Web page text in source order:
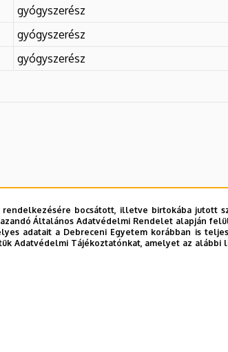
gyógyszerész
gyógyszerész
gyógyszerész
bocsátott, illetve birtokába jutott
Általános Adatvédelmi Rendelet alapján
adatait a Debreceni Egyetem korábban is
Adatvédelmi Tájékoztatónkat, amelyet az